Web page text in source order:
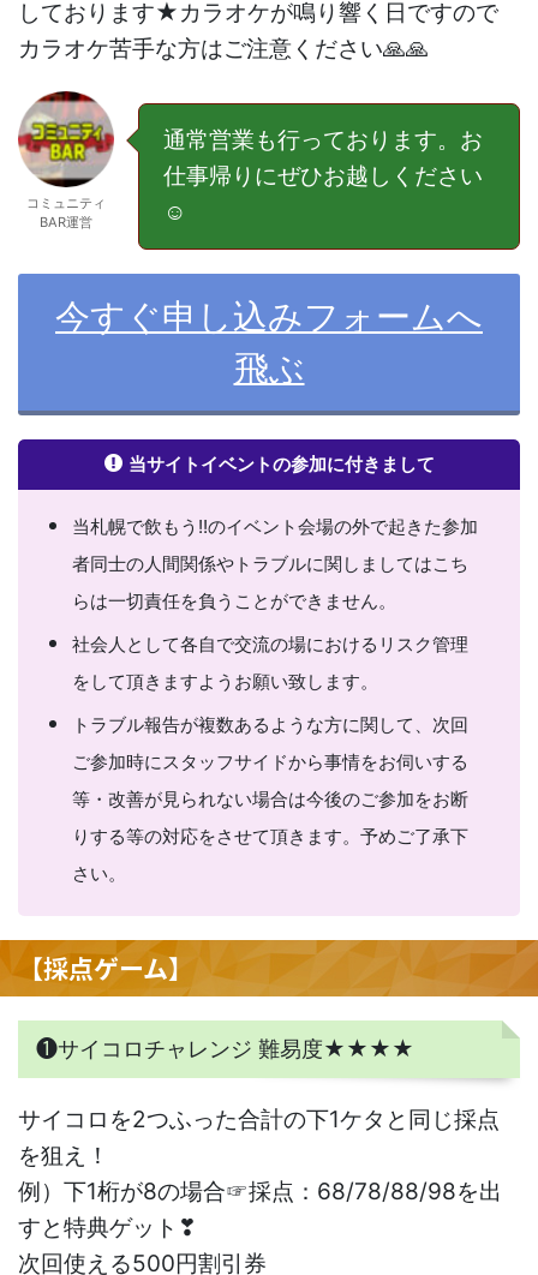
しております★カラオケが鳴り響く日ですので
カラオケ苦手な方はご注意ください🙏🙏
コミュニティ
BAR運営
通常営業も行っております。お
仕事帰りにぜひお越しください
☺️
今すぐ申し込みフォームへ
飛ぶ
当サイトイベントの参加に付きまして
当札幌で飲もう!!のイベント会場の外で起きた参加
者同士の人間関係やトラブルに関しましてはこち
らは一切責任を負うことができません。
社会人として各自で交流の場におけるリスク管理
をして頂きますようお願い致します。
トラブル報告が複数あるような方に関して、次回
ご参加時にスタッフサイドから事情をお伺いする
等・改善が見られない場合は今後のご参加をお断
りする等の対応をさせて頂きます。予めご了承下
さい。
【採点ゲーム】
❶サイコロチャレンジ 難易度★★★★
サイコロを2つふった合計の下1ケタと同じ採点
を狙え！
例）下1桁が8の場合☞採点：68/78/88/98を出
すと特典ゲット❣
次回使える500円割引券